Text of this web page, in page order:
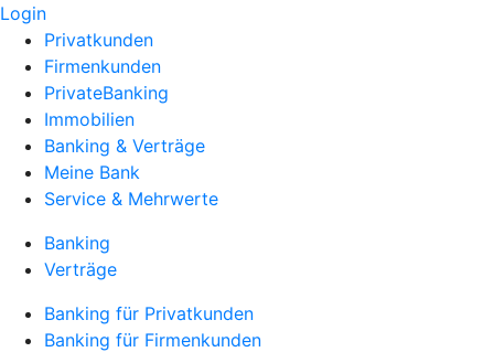
Login
Privatkunden
Firmenkunden
PrivateBanking
Immobilien
Banking & Verträge
Meine Bank
Service & Mehrwerte
Banking
Verträge
Banking für Privatkunden
Banking für Firmenkunden